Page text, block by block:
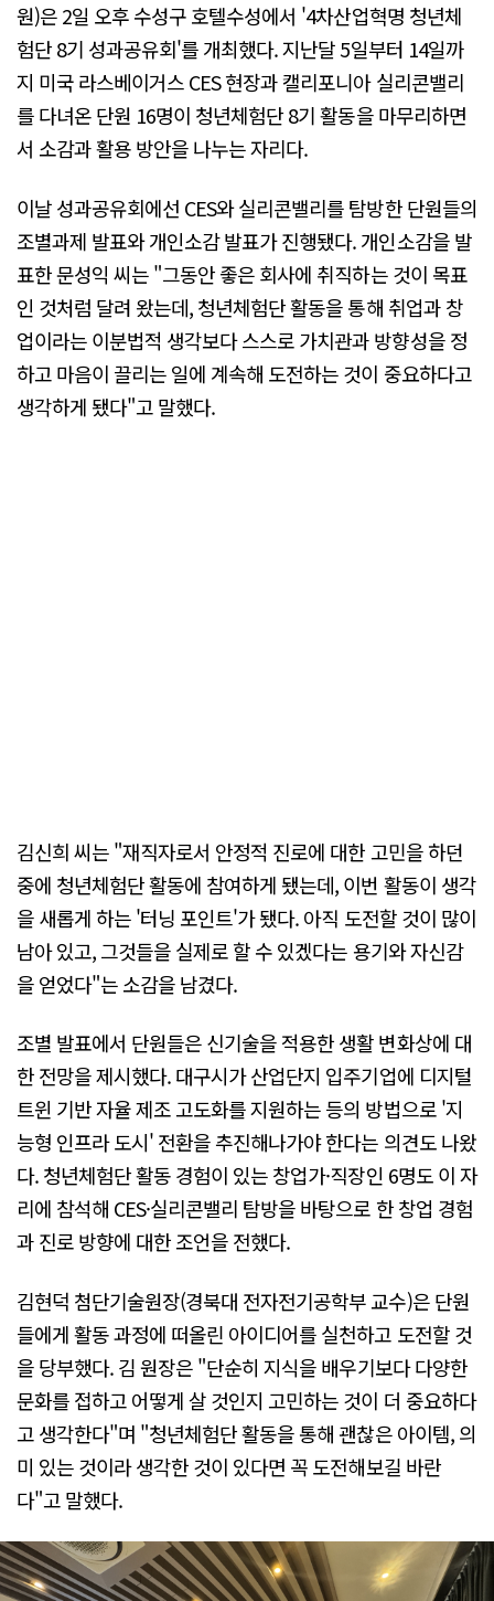
원)은 2일 오후 수성구 호텔수성에서 '4차산업혁명 청년체
험단 8기 성과공유회'를 개최했다. 지난달 5일부터 14일까
지 미국 라스베이거스 CES 현장과 캘리포니아 실리콘밸리
를 다녀온 단원 16명이 청년체험단 8기 활동을 마무리하면
서 소감과 활용 방안을 나누는 자리다.
이날 성과공유회에선 CES와 실리콘밸리를 탐방한 단원들의
조별과제 발표와 개인소감 발표가 진행됐다. 개인소감을 발
표한 문성익 씨는 "그동안 좋은 회사에 취직하는 것이 목표
인 것처럼 달려 왔는데, 청년체험단 활동을 통해 취업과 창
업이라는 이분법적 생각보다 스스로 가치관과 방향성을 정
하고 마음이 끌리는 일에 계속해 도전하는 것이 중요하다고
생각하게 됐다"고 말했다.
김신희 씨는 "재직자로서 안정적 진로에 대한 고민을 하던
중에 청년체험단 활동에 참여하게 됐는데, 이번 활동이 생각
을 새롭게 하는 '터닝 포인트'가 됐다. 아직 도전할 것이 많이
남아 있고, 그것들을 실제로 할 수 있겠다는 용기와 자신감
을 얻었다"는 소감을 남겼다.
조별 발표에서 단원들은 신기술을 적용한 생활 변화상에 대
한 전망을 제시했다. 대구시가 산업단지 입주기업에 디지털
트윈 기반 자율 제조 고도화를 지원하는 등의 방법으로 '지
능형 인프라 도시' 전환을 추진해나가야 한다는 의견도 나왔
다. 청년체험단 활동 경험이 있는 창업가·직장인 6명도 이 자
리에 참석해 CES·실리콘밸리 탐방을 바탕으로 한 창업 경험
과 진로 방향에 대한 조언을 전했다.
김현덕 첨단기술원장(경북대 전자전기공학부 교수)은 단원
들에게 활동 과정에 떠올린 아이디어를 실천하고 도전할 것
을 당부했다. 김 원장은 "단순히 지식을 배우기보다 다양한
문화를 접하고 어떻게 살 것인지 고민하는 것이 더 중요하다
고 생각한다"며 "청년체험단 활동을 통해 괜찮은 아이템, 의
미 있는 것이라 생각한 것이 있다면 꼭 도전해보길 바란
다"고 말했다.